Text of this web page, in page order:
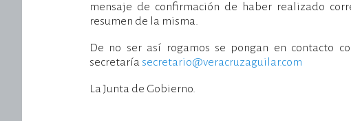
mensaje de confirmación de haber realizado
resumen de la misma.
De no ser así rogamos se pongan en contacto
secretaría secretario@veracruzaguilar.com
La Junta de Gobierno.